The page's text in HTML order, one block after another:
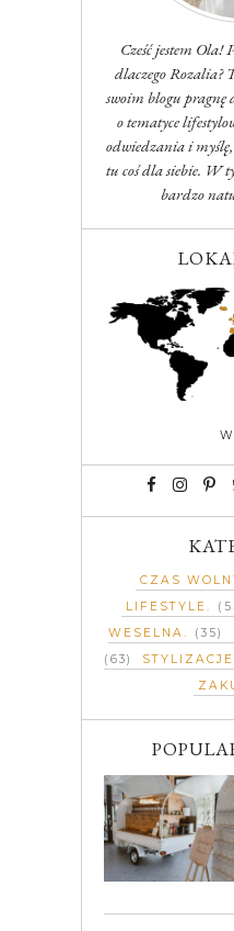
Cześć jestem Ola!
dlaczego Rozalia?
swoim blogu pragnę
o tematyce
odwiedzania i
tu coś dla siebie. W
bardzo
CZAS
LIFESTYLE
WESELNA
(35)
(63)
STYLIZACJE